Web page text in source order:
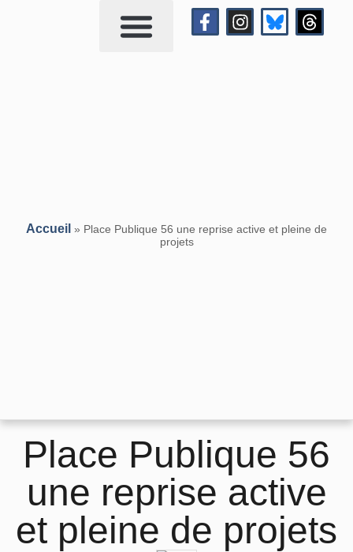
Accueil » Place Publique 56 une reprise active et pleine de
projets
Place Publique 56
une reprise active
et pleine de projets